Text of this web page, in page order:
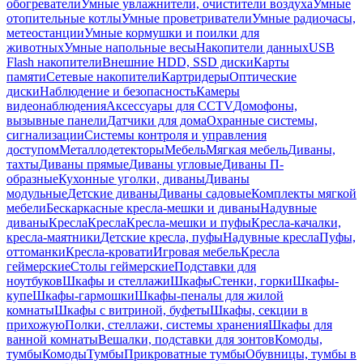
обогревателиУмные увлажнители, очистители воздухаУмные
отопительные котлыУмные проветривателиУмные радиочасы,
метеостанцииУмные кормушки и поилки для
животныхУмные напольные весыНакопители данныхUSB
Flash накопителиВнешние HDD, SSD дискиКарты
памятиСетевые накопителиКартридерыОптические
дискиНаблюдение и безопасностьКамеры
видеонаблюденияАксессуары для CCTVДомофоны,
вызывные панелиДатчики для домаОхранные системы,
сигнализацииСистемы контроля и управления
доступомМеталлодетекторыМебельМягкая мебельДиваны,
тахтыДиваны прямыеДиваны угловыеДиваны П-
образныеКухонные уголки, диваныДиваны
модульныеДетские диваныДиваны садовыеКомплекты мягкой
мебелиБескаркасные кресла-мешки и диваныНадувные
диваныКреслаКреслаКресла-мешки и пуфыКресла-качалки,
кресла-маятникиДетские кресла, пуфыНадувные креслаПуфы,
оттоманкиКресла-кроватиИгровая мебельКресла
геймерскиеСтолы геймерскиеПодставки для
ноутбуковШкафы и стеллажиШкафыСтенки, горкиШкафы-
купеШкафы-гармошкиШкафы-пеналы для жилой
комнатыШкафы с витриной, буфетыШкафы, секции в
прихожуюПолки, стеллажи, системы храненияШкафы для
ванной комнатыВешалки, подставки для зонтовКомоды,
тумбыКомодыТумбыПрикроватные тумбыОбувницы, тумбы в